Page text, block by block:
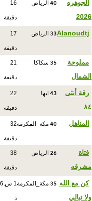
الجوهره
2026
40 الرياض 16
دقيقة
Alanoudtj
33 الرياض 17
دقيقة
مملوحة
الشمال
35 سكاكا 21
دقيقة
رقة أنثى
٨٤
43 ابها 22
دقيقة
المناهل 40 مكة_المكرمة32
دقيقة
فتاة
مشرقه
26 الرياض 38
دقيقة
كن مع الله
ولا تبالي
35 مكة_المكرمة 1 س,6
د